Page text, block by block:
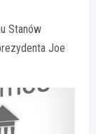
Stanów
Joe